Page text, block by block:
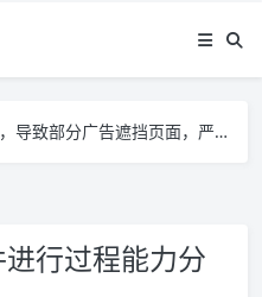
家访问体验，将尽快调整完成，由此带来的不便，特意致歉！
家访问体验，将尽快调整完成，由此带来的不便，特意致歉！
行过程能力分